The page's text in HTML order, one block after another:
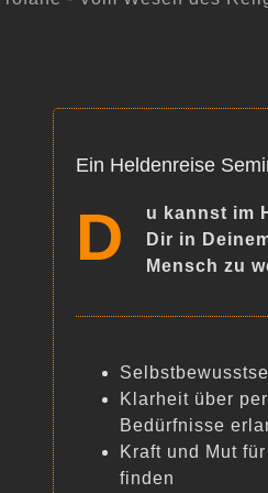
Ein Heldenreise
D
u kannst im
Dir in
Mensch zu
Klarheit über
Bedürfnisse
Kraft und Mut
finden